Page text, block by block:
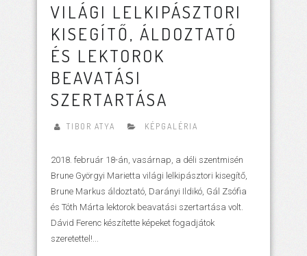
VILÁGI LELKIPÁSZTORI
KISEGÍTŐ, ÁLDOZTATÓ
ÉS LEKTOROK
BEAVATÁSI
SZERTARTÁSA
TIBOR ATYA KÉPGALÉRIA
2018. február 18-án, vasárnap, a déli szentmisén
Brune Györgyi Marietta világi lelkipásztori kisegítő,
Brune Markus áldoztató, Darányi Ildikó, Gál Zsófia
és Tóth Márta lektorok beavatási szertartása volt.
Dávid Ferenc készítette képeket fogadjátok
szeretettel!...